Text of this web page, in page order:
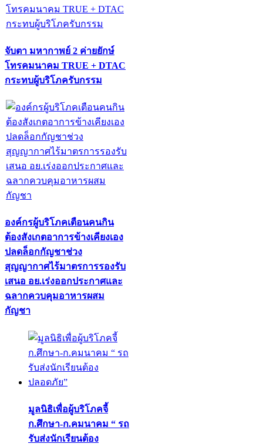
จับตา มหากาพย์ 2 ค่ายยักษ์
โทรคมนาคม TRUE + DTAC
กระทบผู้บริโภครับกรรม
องค์กรผู้บริโภคเตือนคนกิน
ต้องสังเกตอาการข้างเคียงเอง
ปลดล็อกกัญชาช่วง
สุญญากาศไร้มาตรการรองรับ
เสนอ อย.เร่งออกประกาศและ
ฉลากควบคุมอาหารผสม
กัญชา
มูลนิธิเพื่อผู้บริโภคจี้
ก.ศึกษา-ก.คมนาคม “ รถ
รับส่งนักเรียนต้อง